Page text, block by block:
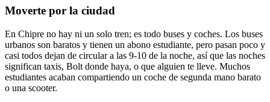
Moverte por la ciudad
En Chipre no hay ni un solo tren; es todo buses y coches. Los buses
urbanos son baratos y tienen un abono estudiante, pero pasan poco y
casi todos dejan de circular a las 9-10 de la noche, así que las noches
significan taxis, Bolt donde haya, o que alguien te lleve. Muchos
estudiantes acaban compartiendo un coche de segunda mano barato
o una scooter.